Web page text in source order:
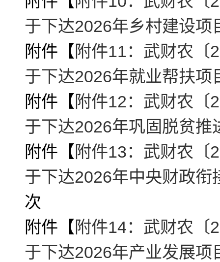
于下达2026年乡村建设
附件【 附件11：武财农〔
于下达2026年就业帮扶
附件【 附件12：武财农〔
于下达2026年巩固脱贫
附件【 附件13：武财农〔
于下达2026年中央财政
次
附件【 附件14：武财农〔
于下达2026年产业发展